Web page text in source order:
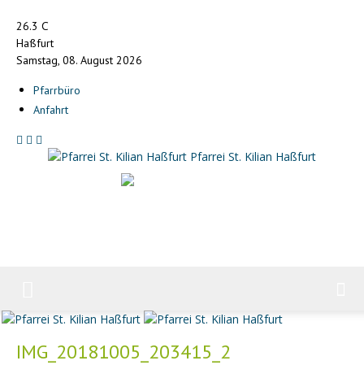
26.3 C
Haßfurt
Samstag, 08. August 2026
Pfarrbüro
Anfahrt
Pfarrei St. Kilian Haßfurt
IMG_20181005_203415_2